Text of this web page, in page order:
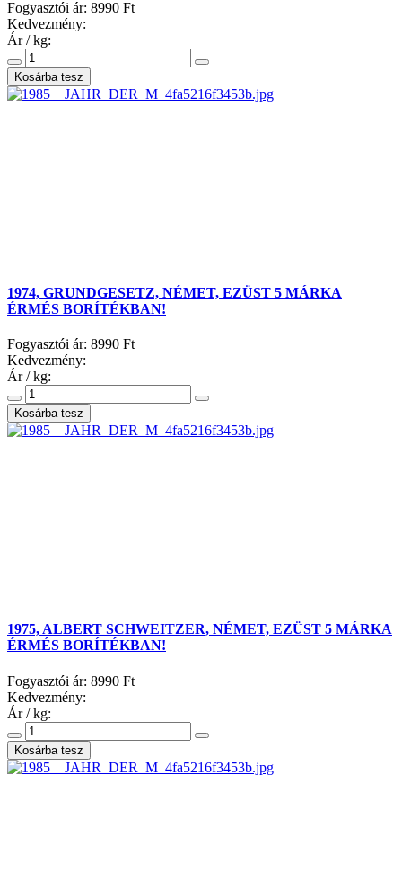
Fogyasztói ár: 8990 Ft
Kedvezmény:
Ár / kg:
1974, GRUNDGESETZ, NÉMET, EZÜST 5 MÁRKA
ÉRMÉS BORÍTÉKBAN!
Fogyasztói ár: 8990 Ft
Kedvezmény:
Ár / kg:
1975, ALBERT SCHWEITZER, NÉMET, EZÜST 5 MÁRKA
ÉRMÉS BORÍTÉKBAN!
Fogyasztói ár: 8990 Ft
Kedvezmény:
Ár / kg: